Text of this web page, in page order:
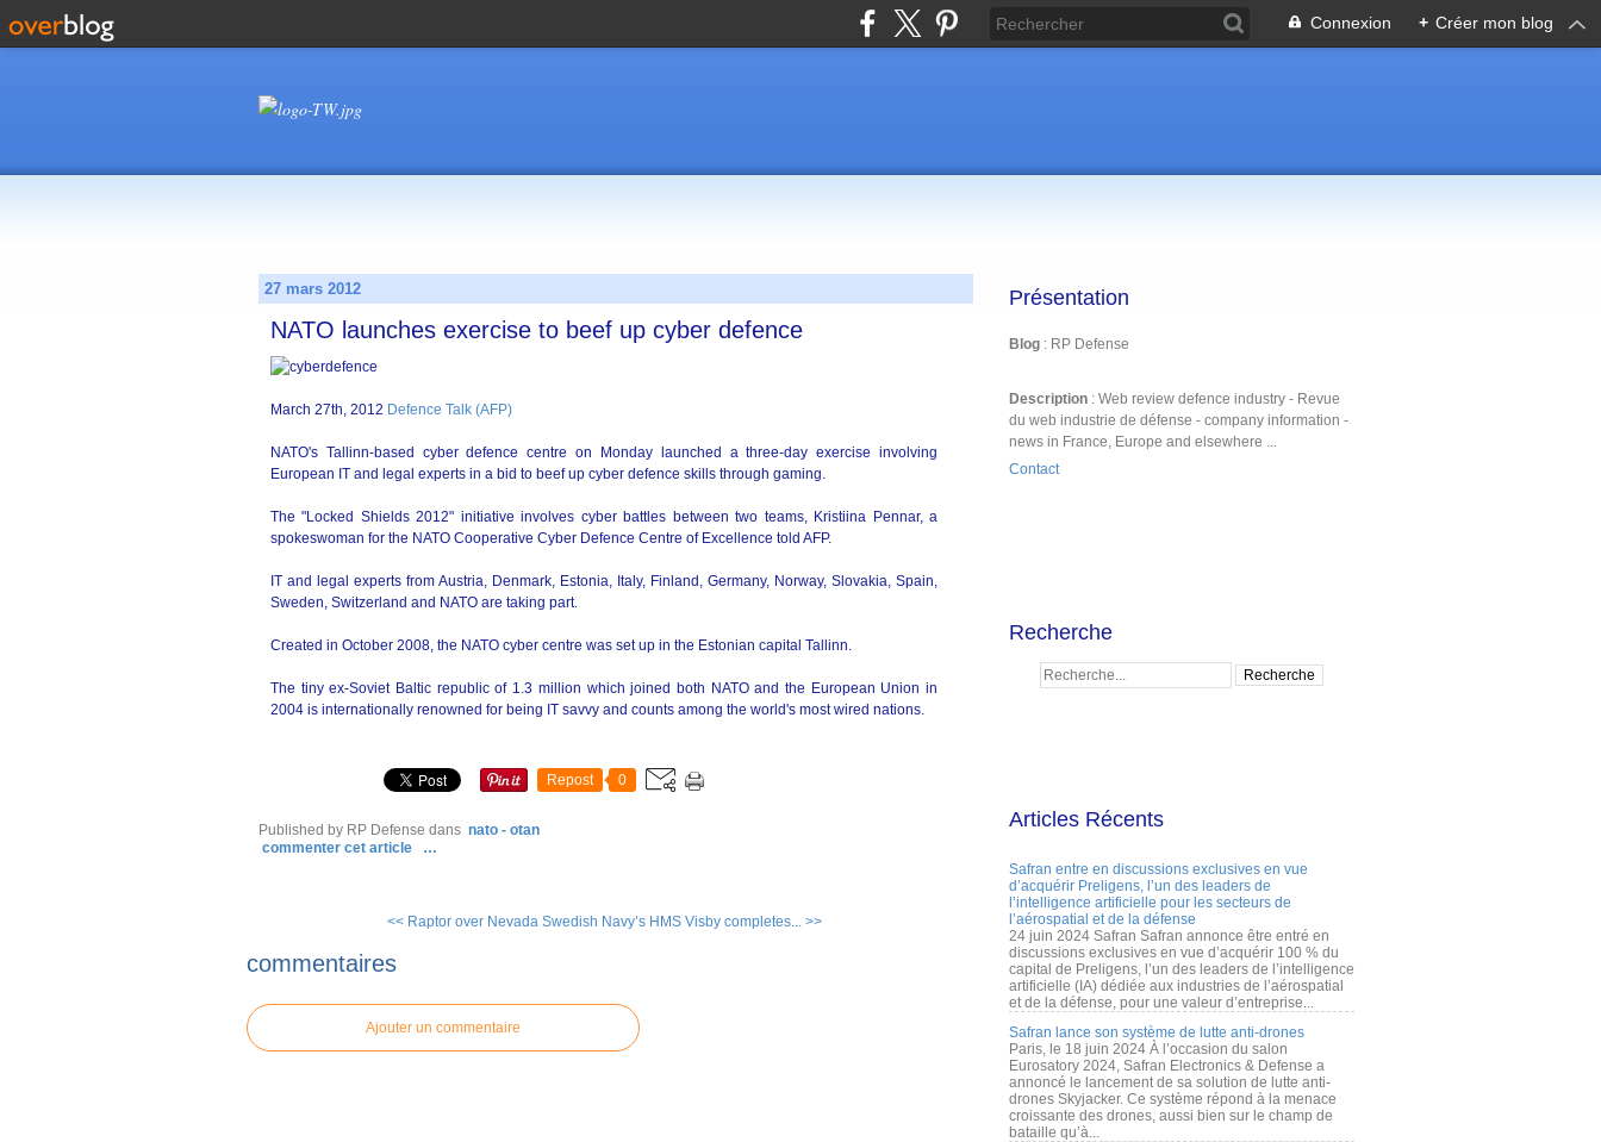
Connexion + Créer mon blog
27 mars 2012
NATO launches exercise to beef up cyber defence
March 27th, 2012 Defence Talk (AFP)
NATO's Tallinn-based cyber defence centre on Monday launched a three-day exercise involving
European IT and legal experts in a bid to beef up cyber defence skills through gaming.
The "Locked Shields 2012" initiative involves cyber battles between two teams, Kristiina Pennar, a
spokeswoman for the NATO Cooperative Cyber Defence Centre of Excellence told AFP.
IT and legal experts from Austria, Denmark, Estonia, Italy, Finland, Germany, Norway, Slovakia, Spain,
Sweden, Switzerland and NATO are taking part.
Created in October 2008, the NATO cyber centre was set up in the Estonian capital Tallinn.
The tiny ex-Soviet Baltic republic of 1.3 million which joined both NATO and the European Union in
2004 is internationally renowned for being IT savvy and counts among the world's most wired nations.
Repost 0
Published by RP Defense dans nato - otan
commenter cet article
…
<< Raptor over Nevada Swedish Navy’s HMS Visby completes... >>
commentaires
Ajouter un commentaire
Présentation
Blog : RP Defense
Description : Web review defence industry - Revue
du web industrie de défense - company information -
news in France, Europe and elsewhere ...
Contact
Recherche
Articles Récents
Safran entre en discussions exclusives en vue
d’acquérir Preligens, l’un des leaders de
l’intelligence artificielle pour les secteurs de
l’aérospatial et de la défense
24 juin 2024 Safran Safran annonce être entré en
discussions exclusives en vue d’acquérir 100 % du
capital de Preligens, l’un des leaders de l’intelligence
artificielle (IA) dédiée aux industries de l’aérospatial
et de la défense, pour une valeur d’entreprise...
Safran lance son système de lutte anti-drones
Paris, le 18 juin 2024 À l’occasion du salon
Eurosatory 2024, Safran Electronics & Defense a
annoncé le lancement de sa solution de lutte anti-
drones Skyjacker. Ce système répond à la menace
croissante des drones, aussi bien sur le champ de
bataille qu’à...